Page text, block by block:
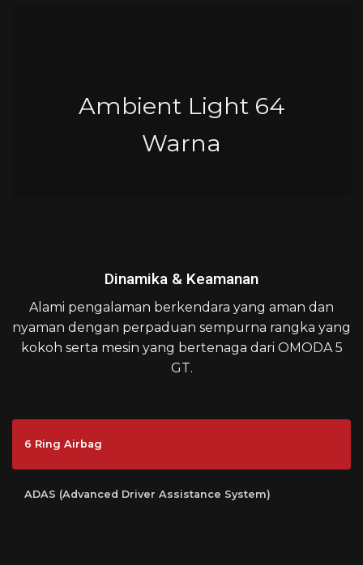
Ambient Light 64
Warna
Dinamika & Keamanan
Alami pengalaman berkendara yang aman dan
nyaman dengan perpaduan sempurna rangka yang
kokoh serta mesin yang bertenaga dari OMODA 5
GT.
6 Ring Airbag
ADAS (Advanced Driver Assistance System)